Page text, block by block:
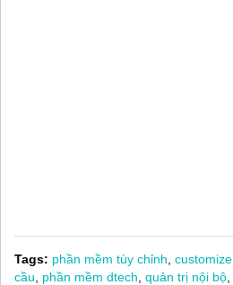
Tags: phần mềm tùy chỉnh customize
cầu
phần mềm dtech quản trị nội bộ